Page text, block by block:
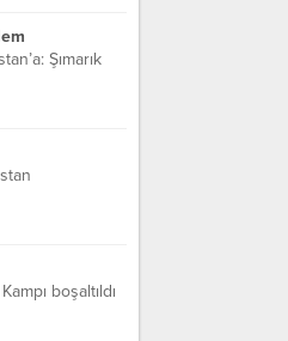
Şımarık
boşaltıldı